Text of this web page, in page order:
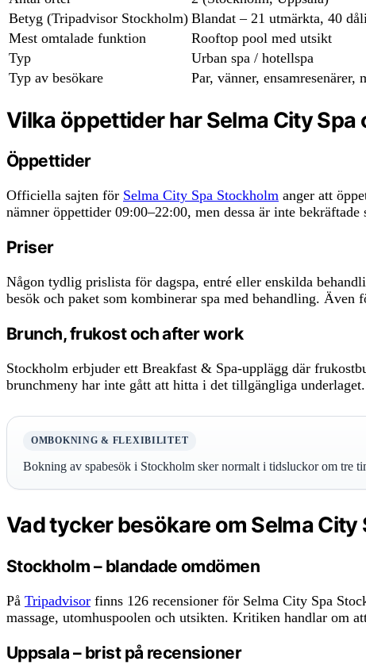
Betyg (Tripadvisor Stockholm) Blandat – 21 utmärkta, 40
Mest omtalade funktion
Rooftop pool med utsikt
Typ
Urban spa / hotellspa
Typ av besökare
Par, vänner,
Vilka öppettider har Selma City
Öppettider
Officiella sajten för Selma City Spa Stockholm anger att
nämner öppettider 09:00–22:00, men dessa är inte bekräftade
Priser
Någon tydlig prislista för dagspa, entré eller enskilda
besök och paket som kombinerar spa med behandling. Även
Brunch, frukost och after work
Stockholm erbjuder ett Breakfast & Spa-upplägg där
brunchmeny har inte gått att hitta i det tillgängliga underlaget.
OMBOKNING & FLEXIBILITET
Bokning av spabesök i Stockholm sker normalt i tidsluckor om tre
Vad tycker besökare om Selma
Stockholm – blandade omdömen
På Tripadvisor finns 126 recensioner för Selma City Spa
massage, utomhuspoolen och utsikten. Kritiken handlar om
Uppsala – brist på recensioner